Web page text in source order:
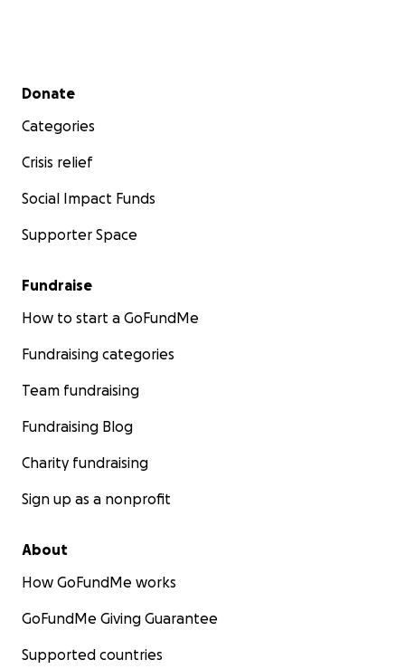
Secondary menu
Donate
Categories
Crisis relief
Social Impact Funds
Supporter Space
Fundraise
How to start a GoFundMe
Fundraising categories
Team fundraising
Fundraising Blog
Charity fundraising
Sign up as a nonprofit
About
How GoFundMe works
GoFundMe Giving Guarantee
Supported countries